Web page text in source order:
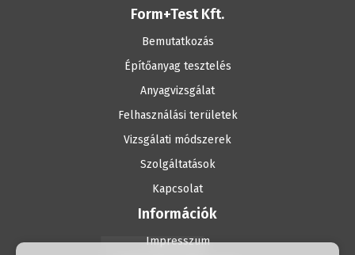
Form+Test Kft.
Bemutatkozás
Építőanyag tesztelés
Anyagvizsgálat
Felhasználási területek
Vizsgálati módszerek
Szolgáltatások
Kapcsolat
Információk
Impresszum